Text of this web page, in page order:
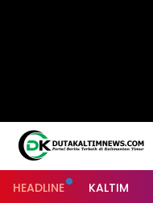
HEADLINE KALTIM